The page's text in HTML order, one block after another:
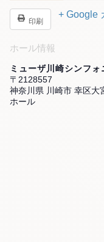
印刷
+ Google
ホール情報
ミューザ川崎シンフ
〒2128557
神奈川県 川崎市 幸区大
ホール